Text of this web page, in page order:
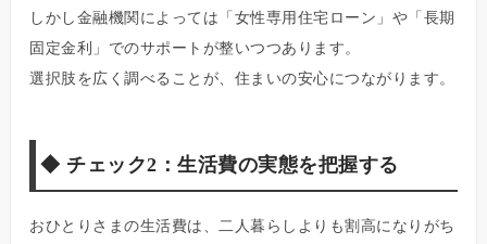
しかし金融機関によっては「女性専用住宅ローン」や「長期
固定金利」でのサポートが整いつつあります。
選択肢を広く調べることが、住まいの安心につながります。
◆ チェック2：生活費の実態を把握する
おひとりさまの生活費は、二人暮らしよりも割高になりがち